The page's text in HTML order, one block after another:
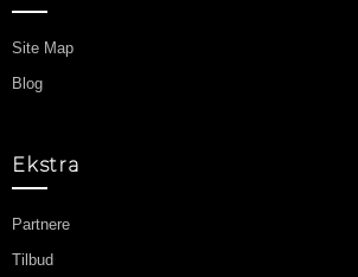
Site Map
Blog
Ekstra
Partnere
Tilbud